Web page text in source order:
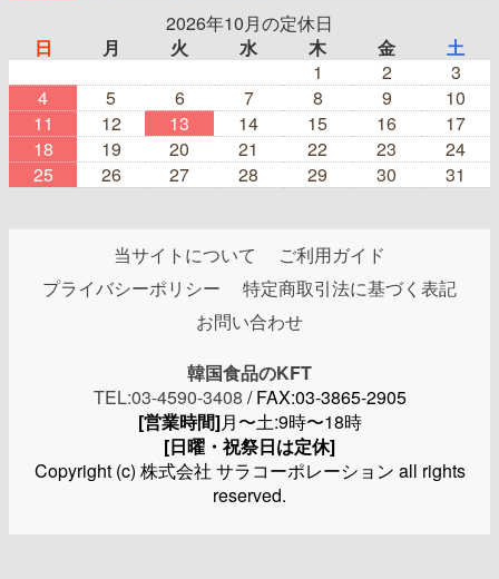
2026年10月の定休日
日
月 火 水 木 金
土
1
2
3
4
5 6 7 8 9
10
11
12 13 14 15 16
17
18
19 20 21 22 23
24
25
26 27 28 29 30 31
当サイトについて
ご利用ガイド
プライバシーポリシー
特定商取引法に基づく表記
お問い合わせ
韓国食品のKFT
TEL:03-4590-3408 / FAX:03-3865-2905
[営業時間]月〜土:9時〜18時
[日曜・祝祭日は定休]
Copyright (c) 株式会社 サラコーポレーション all rights
reserved.